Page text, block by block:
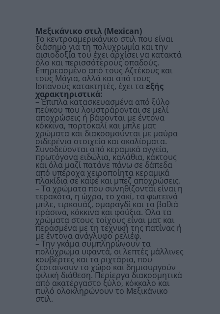
Μεξικάνικο στιλ (Mexican)
Το κεντροαμερικάνικο στιλ που είναι
διάσημο για τη πολυχρωμία και την
αισιοδοξία του έχει αρχίσει να κατακτά
όλο και περισσότερους οπαδούς.
Επηρεασμένο από τους Αζτέκους και
τους Μάγια, αλλά και από τους
Ισπανούς κατακτητές, έχει τα εξής
χαρακτηριστικά:
– Έπιπλα κατασκευασμένα από ξύλο
πεύκου που λουστράρονται σε μελί
αποχρώσεις ή βάφονται με έντονα
κόκκινα, πορτοκαλί και μπλε ματ
χρώματα και διακοσμούνται με μαύρα
σιδερένια στοιχεία και σκαλίσματα.
Συνοδεύονται από κεραμικά αγγεία,
πρωτόγονα ειδώλια, καλάθια, κάκτους
και όλα μαζί πατάνε πάνω σε δάπεδα
από υπέροχα χειροποίητα κεραμικά
πλακίδια σε καφέ και μπεζ αποχρώσεις.
– Τα χρώματα που συνηθίζονται είναι η
τερακότα, η ώχρα, το χακί, τα φωτεινά
μπλε, τιρκουάζ, σμαραγδί και τα βαθιά
πράσινα, κόκκινα και φούξια. Όλα τα
χρώματα στους τοίχους είναι ματ και
περασμένα με τη τεχνική της πατίνας ή
με έντονα ανάγλυφο ρελιέφ.
– Την γκάμα συμπληρώνουν τα
πολύχρωμα υφαντά, οι λεπτές μάλλινες
κουβέρτες και τα ριχτάρια, που
ζεσταίνουν το χώρο και δημιουργούν
φιλική διάθεση. Περίεργα διακοσμητικά
από ακατέργαστο ξύλο, κόκκαλο και
πυλό ολοκληρώνουν το Μεξικάνικο
στιλ.